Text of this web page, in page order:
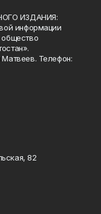
ИЗДАНИЯ:
информации
общество
Телефон:
82